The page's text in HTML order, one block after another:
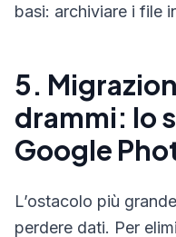
basi: archiviare i file
5.
drammi: lo
Google
L’ostacolo più
perdere dati. Per